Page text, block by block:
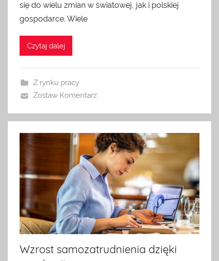
się do wielu zmian w światowej, jak i polskiej
gospodarce. Wiele
Czytaj dalej
Z rynku pracy
Zostaw Komentarz
Wzrost samozatrudnienia dzięki